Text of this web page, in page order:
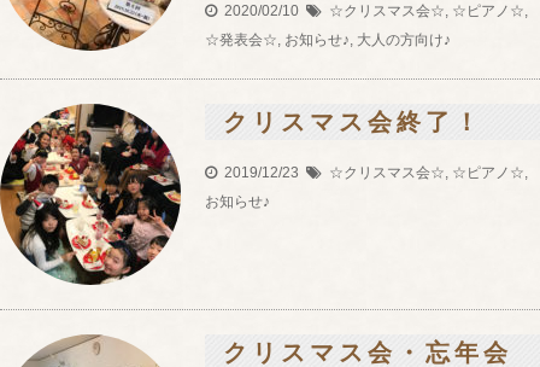
2020/02/10 ☆クリスマス会☆ ☆ピアノ☆
☆発表会☆ お知らせ♪ 大人の方向け♪
クリスマス会終了！
2019/12/23 ☆クリスマス会☆ ☆ピアノ☆
お知らせ♪
クリスマス会・忘年会